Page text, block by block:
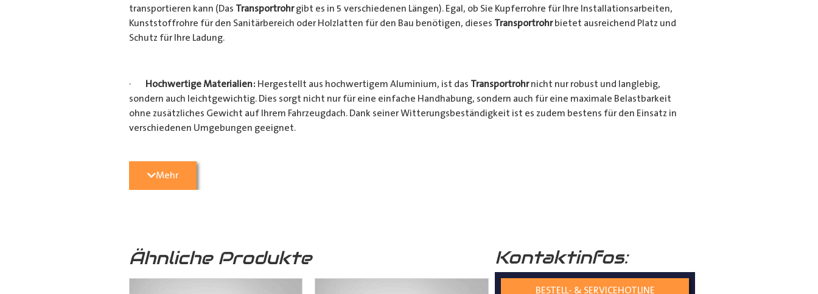
transportieren kann (Das Transportrohrgibt es in 5 verschiedenen Längen). Egal, ob Sie Kupferrohre für Ihre Installationsarbeiten,
Kunststoffrohre für den Sanitärbereich oder Holzlatten für den Bau benötigen, dieses Transportrohrbietet ausreichend Platz und
Schutz für Ihre Ladung.
· Hochwertige Materialien: Hergestellt aus hochwertigem Aluminium, ist das Transportrohrnicht nur robust und langlebig,
sondern auch leichtgewichtig. Dies sorgt nicht nur für eine einfache Handhabung, sondern auch für eine maximale Belastbarkeit
ohne zusätzliches Gewicht auf Ihrem Fahrzeugdach. Dank seiner Witterungsbeständigkeit ist es zudem bestens für den Einsatz in
verschiedenen Umgebungen geeignet.
Vielseitige Anwendungsmöglichkeiten:
Heimwerkerprojekten, dieses
·Verschiedene Variationen:DasTransportrohr
Mehr
Ähnliche Produkte Kontaktinfos:
BESTELL- & SERVICEHOTLINE